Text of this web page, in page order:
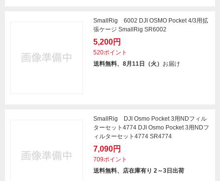
SmallRig 6002 DJI OSMO Pocket 4/3用拡
張ケージ SmallRig SR6002
5,200円
520ポイント
送料無料、8月11日（火） お届け
SmallRig DJI Osmo Pocket 3用NDフィル
ターセット4774 DJI Osmo Pocket 3用NDフ
ィルターセット4774 SR4774
7,090円
709ポイント
送料無料、店在庫有り 2～3日出荷